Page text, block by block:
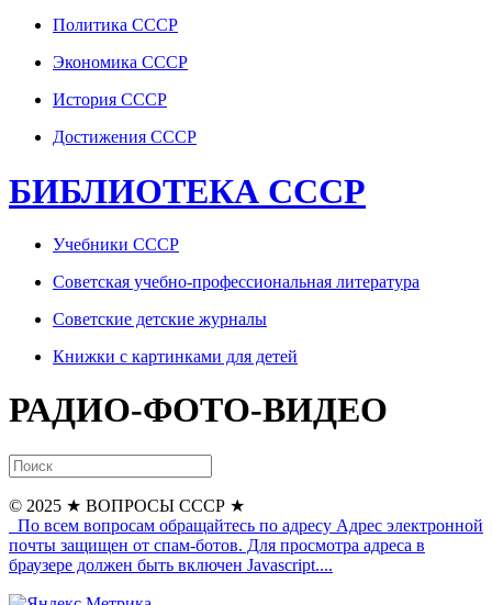
Политика СССР
Экономика СССР
История СССР
Достижения СССР
БИБЛИОТЕКА СССР
Учебники СССР
Советская учебно-профессиональная литература
Советские детские журналы
Книжки с картинками для детей
РАДИО-ФОТО-ВИДЕО
© 2025 ★ ВОПРОСЫ СССР ★
По всем вопросам обращайтесь по адресу Адрес электронной
почты защищен от спам-ботов. Для просмотра адреса в
браузере должен быть включен Javascript....